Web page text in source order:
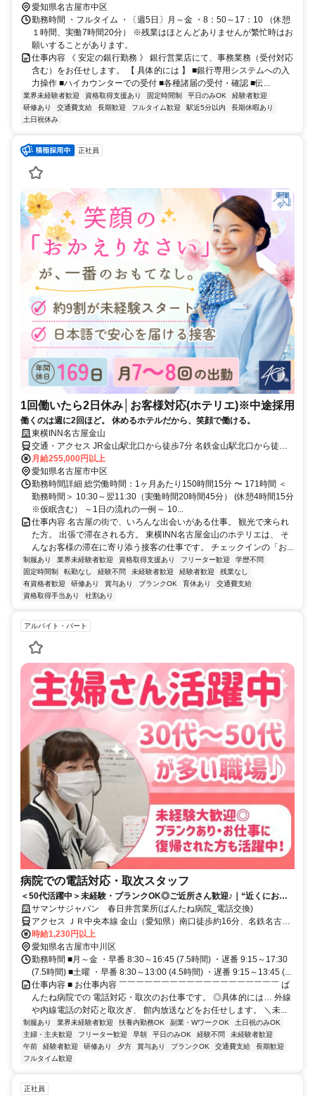
愛知県名古屋市中区
勤務時間 ・フルタイム ・〔週5日〕月～金 ・8：50～17：10 （休憩
１時間、実働7時間20分） ※残業はほとんどありませんが繁忙時はお
願いすることがあります。
仕事内容 《 安定の銀行勤務 》 銀行営業店にて、事務業務（受付対応
含む）をお任せします。 【 具体的には 】 ■銀行専用システムへの入
力操作 ■ハイカウンターでの受付 ■各種諸届の受付・確認 ■伝...
業界未経験者歓迎 資格取得支援あり 固定時間制 平日のみOK
経験者歓迎
研修あり
交通費支給 長期歓迎 フルタイム歓迎 駅近5分以内
長期休暇あり
土日祝休み
正社員
1回働いたら2日休み│お客様対応(ホテリエ)※中途採用
働くのは週に2回ほど。 休めるホテルだから、笑顔で働ける。
東横INN名古屋金山
交通・アクセス JR金山駅北口から徒歩7分 名鉄金山駅北口から徒歩7
分 地下鉄名城線金山駅5番出口から徒歩7分 地下鉄名港線金山駅5番
出口から徒歩7分
月給255,000円以上
愛知県名古屋市中区
勤務時間詳細 総労働時間：1ヶ月あたり150時間15分 〜 171時間 ＜
勤務時間＞ 10:30～翌11:30（実働時間20時間45分） (休憩4時間15分
※仮眠含む） ～1日の流れの一例～ 10...
仕事内容 名古屋の街で、いろんな出会いがある仕事。 観光で来られ
た方。 出張で滞在される方。 東横INN名古屋金山のホテリエは、 そ
んなお客様の滞在に寄り添う接客の仕事です。 チェックインの「お...
制服あり 業界未経験者歓迎 資格取得支援あり フリーター歓迎
学歴不問
固定時間制
転勤なし 経験不問 未経験者歓迎 経験者歓迎
残業なし
有資格者歓迎
研修あり 賞与あり ブランクOK 育休あり
交通費支給
資格取得手当あり
社割あり
アルバイト・パート
病院での電話対応・取次スタッフ
＜50代活躍中＞未経験・ブランクOK◎ご近所さん歓迎♪｜“近くにお住
まいの方”にピッタリ！駅・バス停から徒歩5分・自転車通勤OK
サマンサジャパン 春日井営業所(ばんたね病院_電話交換)
アクセス ＪＲ中央本線 金山（愛知県）南口徒歩約16分、名鉄名古屋
本線/名鉄空港線 金山（愛知県）南口徒歩約16分、ＪＲ東海道本線 金
山（愛知県）南口徒歩約16分
時給1,230円以上
愛知県名古屋市中川区
勤務時間 ■月～金 ・早番 8:30～16:45 (7.5時間) ・遅番 9:15～17:30
(7.5時間) ■土曜 ・早番 8:30～13:00 (4.5時間) ・遅番 9:15～13:45 (...
仕事内容 ■ お仕事内容 ￣￣￣￣￣￣￣￣￣￣￣￣￣￣￣￣￣￣￣ ば
んたね病院での 電話対応・取次のお仕事です。 ◎具体的には… 外線
や内線電話の対応と取次ぎ、 館内放送などをお任せします。 ＼未...
制服あり 業界未経験者歓迎 扶養内勤務OK 副業・WワークOK
土日祝のみOK
主婦・主夫歓迎
フリーター歓迎 早朝 平日のみOK 経験不問
未経験者歓迎
午前
経験者歓迎 研修あり 夕方 賞与あり ブランクOK 交通費支給
長期歓迎
フルタイム歓迎
正社員